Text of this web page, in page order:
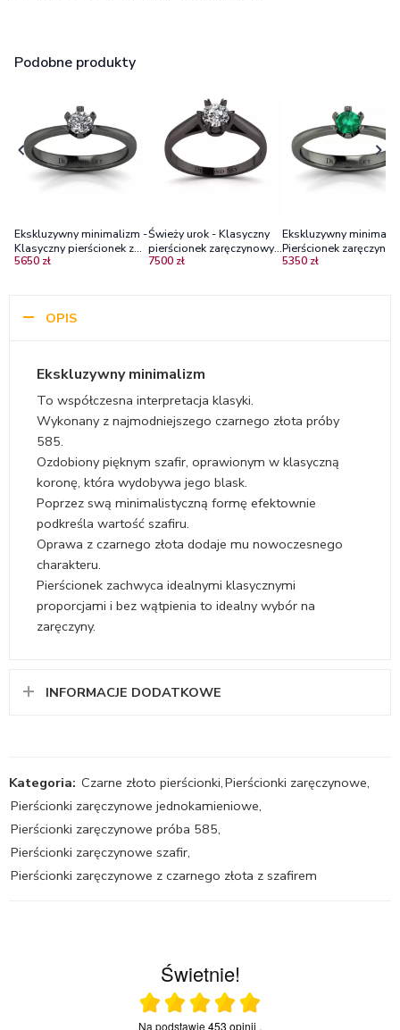
Podobne produkty
Ekskluzywny minimalizm -
Klasyczny pierścionek z
czarnego złota z
5650 zł
Świeży urok - Klasyczny
pierścionek zaręczynowy z
czarnego złota z
7500 zł
Ekskluzywny
Pierścionek
czarnego złota ze
5350 zł
OPIS
Ekskluzywny minimalizm
To współczesna interpretacja klasyki.
Wykonany z najmodniejszego czarnego złota próby
585.
Ozdobiony pięknym szafir, oprawionym w klasyczną
koronę, która wydobywa jego blask.
Poprzez swą minimalistyczną formę efektownie
podkreśla wartość szafiru.
Oprawa z czarnego złota dodaje mu nowoczesnego
charakteru.
Pierścionek zachwyca idealnymi klasycznymi
proporcjami i bez wątpienia to idealny wybór na
zaręczyny.
INFORMACJE DODATKOWE
Kategoria: Czarne złoto pierścionki,Pierścionki zaręczynowe,
Pierścionki zaręczynowe jednokamieniowe,
Pierścionki zaręczynowe próba 585,
Pierścionki zaręczynowe szafir,
Pierścionki zaręczynowe z czarnego złota z szafirem
Świetnie!
Ocena średnia 5 na 5
Na podstawie453 opinii .